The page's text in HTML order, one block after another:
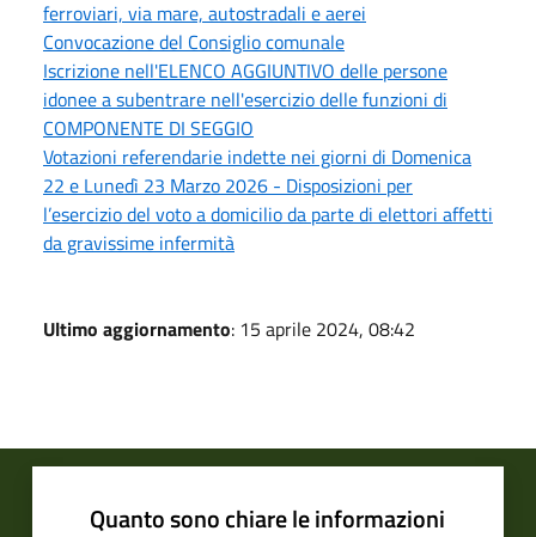
ferroviari, via mare, autostradali e aerei
Convocazione del Consiglio comunale
Iscrizione nell'ELENCO AGGIUNTIVO delle persone
idonee a subentrare nell'esercizio delle funzioni di
COMPONENTE DI SEGGIO
Votazioni referendarie indette nei giorni di Domenica
22 e Lunedì 23 Marzo 2026 - Disposizioni per
l’esercizio del voto a domicilio da parte di elettori affetti
da gravissime infermità
Ultimo aggiornamento: 15 aprile 2024, 08:42
Quanto sono chiare le informazioni